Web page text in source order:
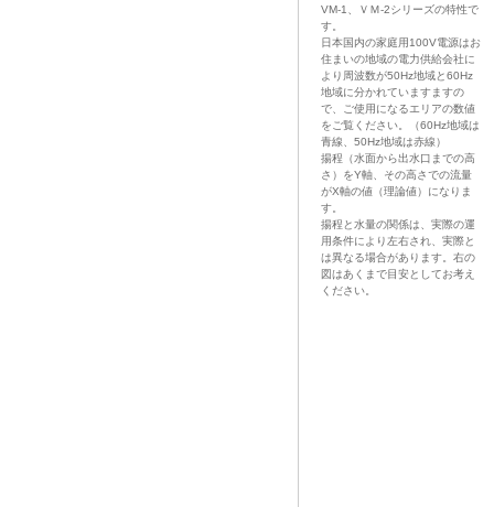
VM-1、ＶＭ-2シリーズの特性で
す。
日本国内の家庭用100V電源はお
住まいの地域の電力供給会社に
より周波数が50Hz地域と60Hz
地域に分かれていますますの
で、ご使用になるエリアの数値
をご覧ください。（60Hz地域は
青線、50Hz地域は赤線）
揚程（水面から出水口までの高
さ）をY軸、その高さでの流量
がX軸の値（理論値）になりま
す。
揚程と水量の関係は、実際の運
用条件により左右され、実際と
は異なる場合があります。右の
図はあくまで目安としてお考え
ください。